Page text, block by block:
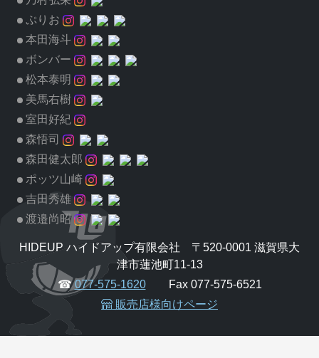
ぷりお
本田海斗
ボンバー
松本泰明
美馬右樹
室田好紀
森悟司
森田健太郎
ポッツ山崎
吉田秀雄
渡邉尚昭
HIDEUP ハイドアップ有限会社 〒520-0001 滋賀県大
津市蓮池町11-13
☎077-575-1620Fax 077-575-6521
販売店様向けページ